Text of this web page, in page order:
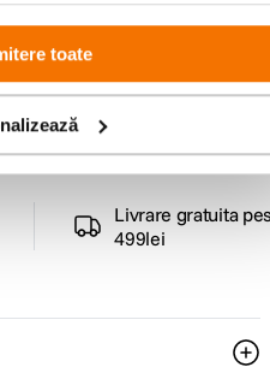
toate
creatorilor
recomandari utile,
oferte pregatite special
Livrare gratuita
499lei